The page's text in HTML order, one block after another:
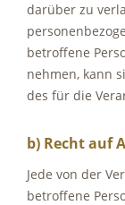
darüber zu
betroffene
nehmen, kann
des für die
b) Recht auf
Jede von der
betroffene